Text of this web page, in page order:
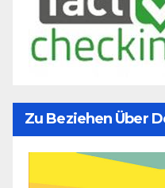
Zu Beziehen Über